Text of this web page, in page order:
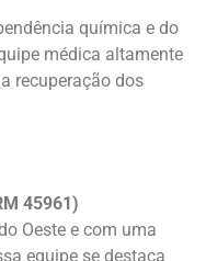
química e do
médica altamente
recuperação dos
45961)
Oeste e com uma
equipe se destaca